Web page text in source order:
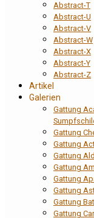
Abstract-T
Abstract-U
Abstract-V
Abstract-W
Abstract-X
Abstract-Y
Abstract-Z
Artikel
Galerien
Gattung
Gattung
Gattung
Gattung
Gattung
Gattung
Gattung
Gattung
Gattung